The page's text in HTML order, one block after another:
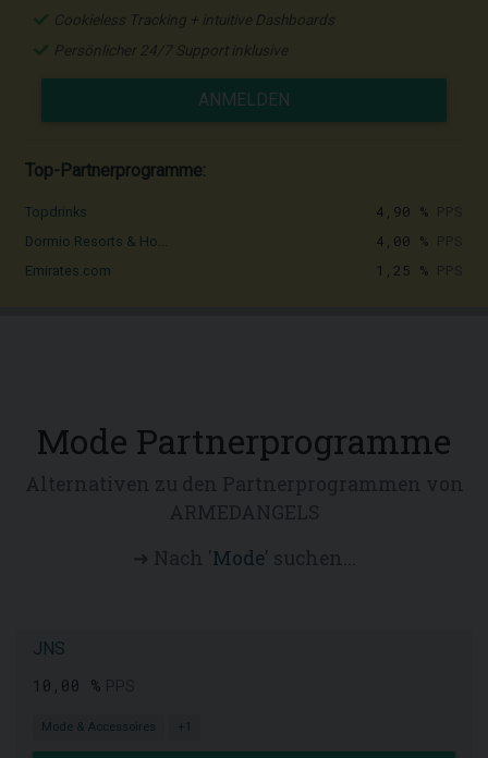
Cookieless Tracking + intuitive Dashboards
Persönlicher 24/7 Support inklusive
ANMELDEN
Top-Partnerprogramme:
Topdrinks 4,90 %
Dormio Resorts & Ho... 4,00 %
Emirates.com 1,25 %
Mode Partnerprogramme
Mode
JNS
10,00 %
Mode & Accessoires +1